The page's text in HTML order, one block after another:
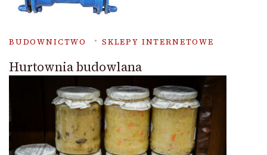
BUDOWNICTWO SKLEPY INTERNETOWE
Hurtownia budowlana